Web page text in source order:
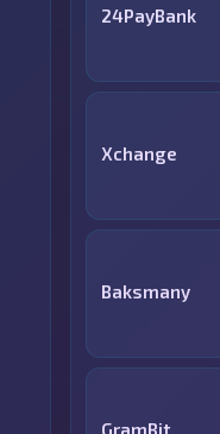
24PayBank
Xchange
Baksmany
GramBit